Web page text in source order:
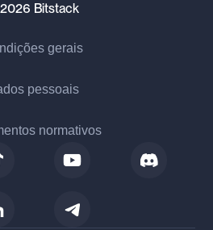
Bitstack
gerais
pessoais
normativos